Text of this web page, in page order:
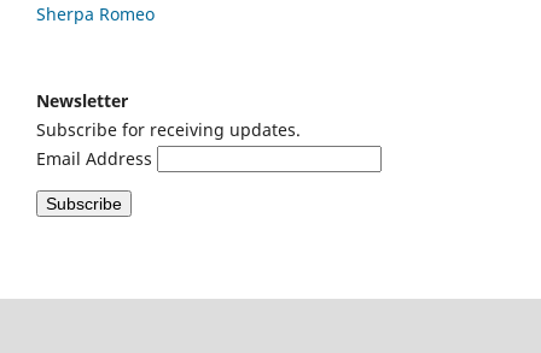
Sherpa Romeo
Newsletter
Subscribe for receiving updates.
Email Address